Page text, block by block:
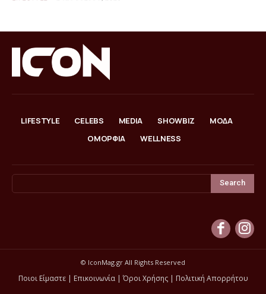
LIFESTYLE CELEBS MEDIA SHOWBIZ
ΜΟΔΑ
ΟΜΟΡΦΙΑ
WELLNESS
Search
© IconMag.gr All Rights Reserved
Ποιοι Είμαστε| Επικοινωνία|Όροι Χρήσης| Πολιτική Απορρήτου